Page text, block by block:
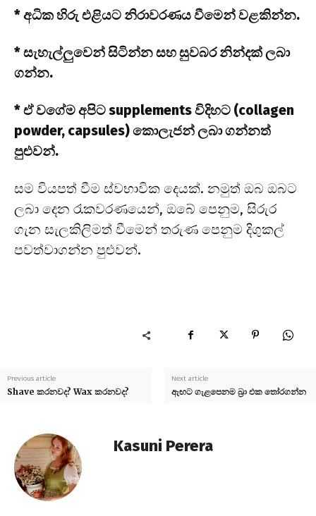
* අධික හිරු එළියට නිරාවරණය වීමෙන් වළකින්න.
* සැහැල්ලුවෙන් සිටින්න සහ සුවබර නින්දක් ලබා
ගන්න.
* ඒ වගේම අපිට supplements විදිහට (collagen
powder, capsules) කොලැජන් ලබා ගන්නත්
පුළුවන්.
සම වියපත් වීම ස්වභාවික දෙයක්. නමුත් ඔබ ඔබට
ලබා දෙන රැකවරණයෙන්, ඔබේ පෙනුම, සිරුර
ගැන සැලකිලිමත් වීමෙන් තරුණ පෙනුම දිගුකල්
පවත්වාගන්න පුළුවන්.
Previous article
Shave කරනවද? Wax කරනවද?
Next article
ඇඟට ගැළපෙනම බ්‍රා එක තෝරගන්න
Kasuni Perera